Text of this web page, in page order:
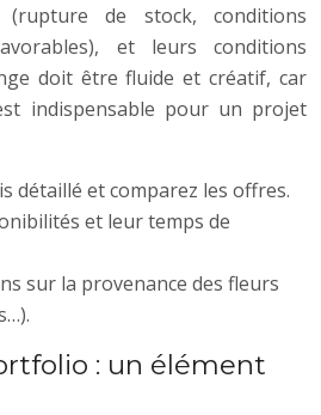
de stock, conditions
et leurs conditions
doit être fluide et créatif, car
indispensable pour un projet
détaillé et comparez les offres.
et leur temps de
sur la provenance des fleurs
: un élément